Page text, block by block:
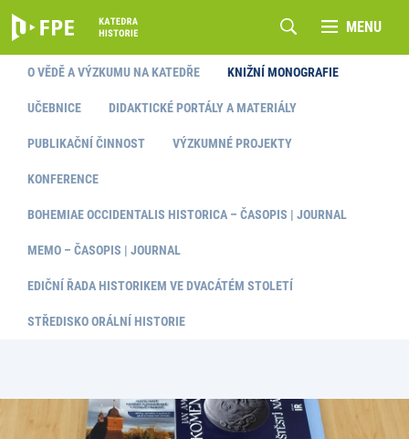
MENU
O VĚDĚ A VÝZKUMU NA KATEDŘE KNIŽNÍ MONOGRAFIE
UČEBNICE DIDAKTICKÉ PORTÁLY A MATERIÁLY
PUBLIKAČNÍ ČINNOST VÝZKUMNÉ PROJEKTY
KONFERENCE
BOHEMIAE OCCIDENTALIS HISTORICA – ČASOPIS | JOURNAL
MEMO – ČASOPIS | JOURNAL
EDIČNÍ ŘADA HISTORIKEM VE DVACÁTÉM STOLETÍ
STŘEDISKO ORÁLNÍ HISTORIE